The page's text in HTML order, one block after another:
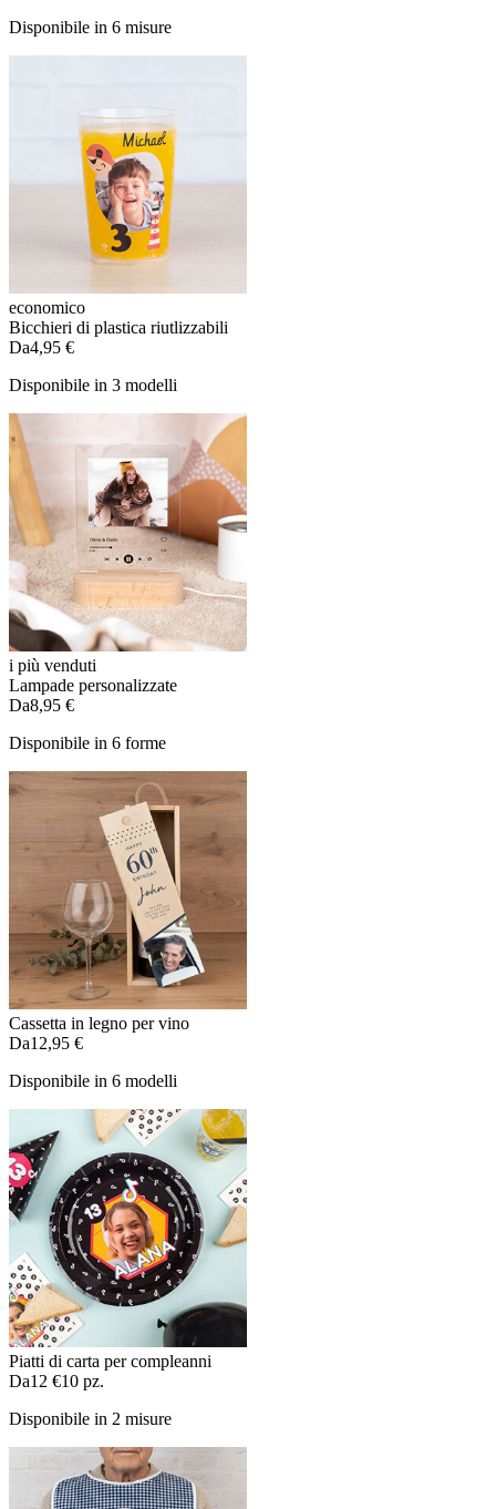
Disponibile in 6 misure
economico
Bicchieri di plastica riutlizzabili
Da4,95 €
Disponibile in 3 modelli
i più venduti
Lampade personalizzate
Da8,95 €
Disponibile in 6 forme
Cassetta in legno per vino
Da12,95 €
Disponibile in 6 modelli
Piatti di carta per compleanni
Da12 €10 pz.
Disponibile in 2 misure